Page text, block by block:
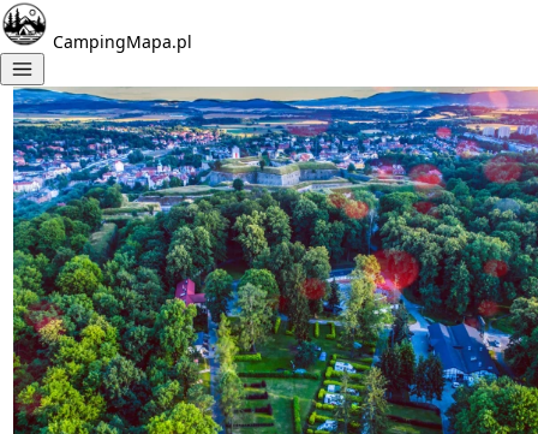
CampingMapa.pl